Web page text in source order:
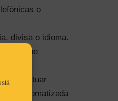
o
divisa o idioma.
lo que
o puntuar
automatizada